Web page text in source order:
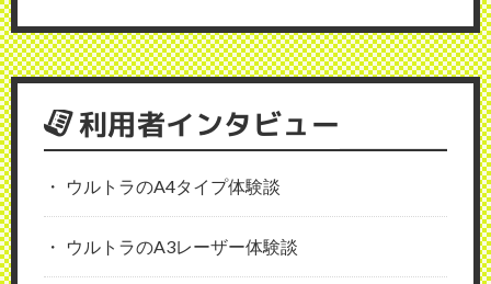
利用者インタビュー
ウルトラのA4タイプ体験談
ウルトラのA3レーザー体験談